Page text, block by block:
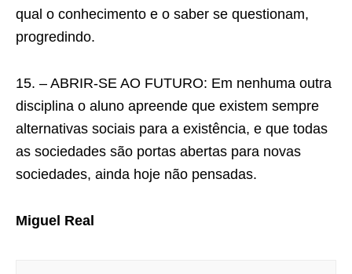
qual o conhecimento e o saber se questionam,
progredindo.
15. – ABRIR-SE AO FUTURO: Em nenhuma outra
disciplina o aluno apreende que existem sempre
alternativas sociais para a existência, e que todas
as sociedades são portas abertas para novas
sociedades, ainda hoje não pensadas.
Miguel Real